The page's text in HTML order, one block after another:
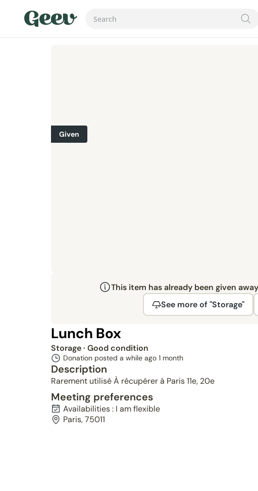
Given
This item has already been given
See more of "Storage"
Lunch Box
Storage· Good condition
Donation posted a while ago 1 month
Description
Rarement utilisé À récupérer à Paris 11e, 20e
Meeting preferences
Availabilities : I am flexible
Paris, 75011